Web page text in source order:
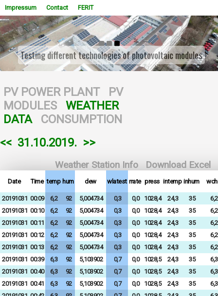
Impressum Contact FERIT
WOWSlider.com
Testing different technologies of photovoltaic modules
PV POWER PLANT
PV
MODULES
WEATHER
DATA
CONSUMPTION
<< 31.10.2019. >>
Download Excel
Weather Station Info
Date Time temp hum dew wlatest rrate press intemp inhum
20191031 00:09 6,2 92 5,004734 0,3 0,0 1028,4 24,3 35
6,2
20191031 00:10 6,2 92 5,004734 0,3 0,0 1028,4 24,3 35
6,2
20191031 00:11 6,2 92 5,004734 0,3 0,0 1028,4 24,3 35
6,2
20191031 00:12 6,2 92 5,004734 0,3 0,0 1028,4 24,3 35
6,2
20191031 00:13 6,2 92 5,004734 0,3 0,0 1028,4 24,3 35
6,2
20191031 00:39 6,3 92 5,103902 0,7 0,0 1028,5 24,3 35
6,3
20191031 00:40 6,3 92 5,103902 0,7 0,0 1028,5 24,3 35
6,3
20191031 00:41 6,3 92 5,103902 0,7 0,0 1028,5 24,3 35
6,3